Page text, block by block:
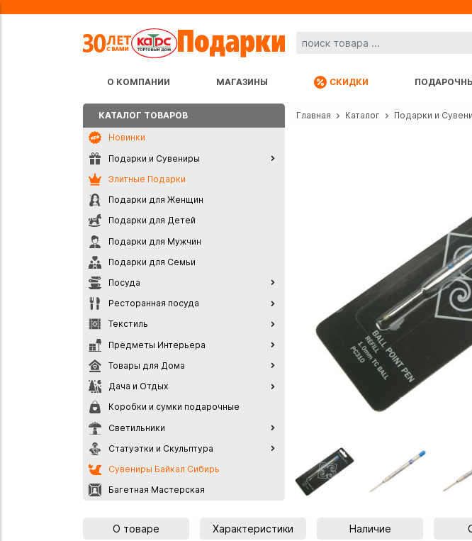
О КОМПАНИИ МАГАЗИНЫ СКИДКИ
КАТАЛОГ ТОВАРОВ
Новинки
Подарки и Сувениры
Элитные Подарки
Подарки для Женщин
Подарки для Детей
Подарки для Мужчин
Подарки для Семьи
Посуда
Ресторанная посуда
Текстиль
Предметы Интерьера
Товары для Дома
Дача и Отдых
Коробки и сумки подарочные
Светильники
Статуэтки и Скульптура
Сувениры Байкал Сибирь
Багетная Мастерская
Главная Каталог Подарки и
О товаре Характеристики Наличие